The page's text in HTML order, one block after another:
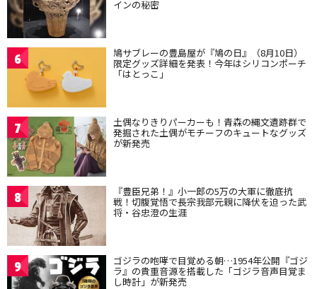
インの秘密
6 鳩サブレーの豊島屋が『鳩の日』（8月10日）
限定グッズ詳細を発表！今年はシリコンポーチ
「はとっこ」
7 土偶なりきりパーカーも！青森の縄文遺跡群で
発掘された土偶がモチーフのキュートなグッズ
が新発売
8 『豊臣兄弟！』小一郎の5万の大軍に徹底抗
戦！切腹覚悟で長宗我部元親に降伏を迫った武
将・谷忠澄の生涯
9 ゴジラの咆哮で目覚める朝…1954年公開『ゴジ
ラ』の貴重音源を搭載した「ゴジラ音声目覚ま
し時計」が新発売